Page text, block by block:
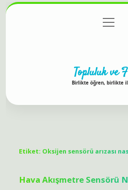
Gizlilik Politikası
menüyü
aç
Topluluk ve
Birlikte öğren, birlikte
Etiket: Oksijen sensörü arızası
Hava Akışmetre Sensörü